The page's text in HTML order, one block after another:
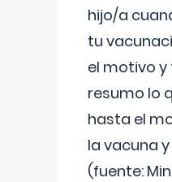
hijo/a
tu
el motivo
resumo lo
hasta el
la vacuna
(fuente: